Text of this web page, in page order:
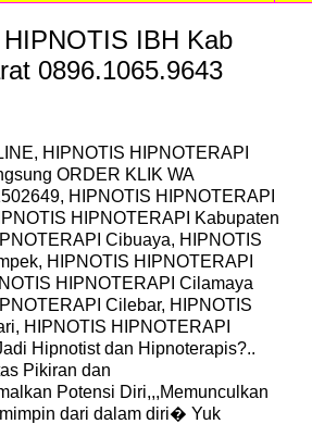
IBH Kab
0896.1065.9643
HIPNOTIS HIPNOTERAPI
ORDER KLIK WA
HIPNOTIS HIPNOTERAPI
HIPNOTERAPI Kabupaten
Cibuaya, HIPNOTIS
HIPNOTIS HIPNOTERAPI
HIPNOTERAPI Cilamaya
Cilebar, HIPNOTIS
HIPNOTIS HIPNOTERAPI
Hipnotist dan Hipnoterapis?..
Pikiran dan
Potensi Diri,,,Memunculkan
dari dalam diri� Yuk